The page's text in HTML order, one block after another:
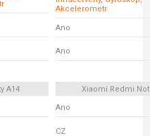
Akcelerometr
Ano
Ano
A14
Xiaomi Redmi
Ano
CZ